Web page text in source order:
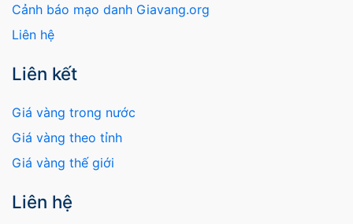
Cảnh báo mạo danh Giavang.org
Liên hệ
Liên kết
Giá vàng trong nước
Giá vàng theo tỉnh
Giá vàng thế giới
Liên hệ